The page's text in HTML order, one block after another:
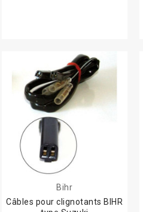
Bihr
Câbles pour clignotants BIHR